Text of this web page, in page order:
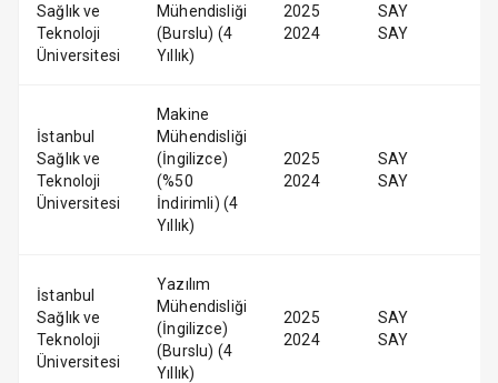
Sağlık ve
Teknoloji
Üniversitesi
Mühendisliği
(Burslu) (4
Yıllık)
2025
2024
SAY
SAY
İstanbul
Sağlık ve
Teknoloji
Üniversitesi
Makine
Mühendisliği
(İngilizce)
(%50
İndirimli) (4
Yıllık)
2025
2024
SAY
SAY
İstanbul
Sağlık ve
Teknoloji
Üniversitesi
Yazılım
Mühendisliği
(İngilizce)
(Burslu) (4
Yıllık)
2025
2024
SAY
SAY